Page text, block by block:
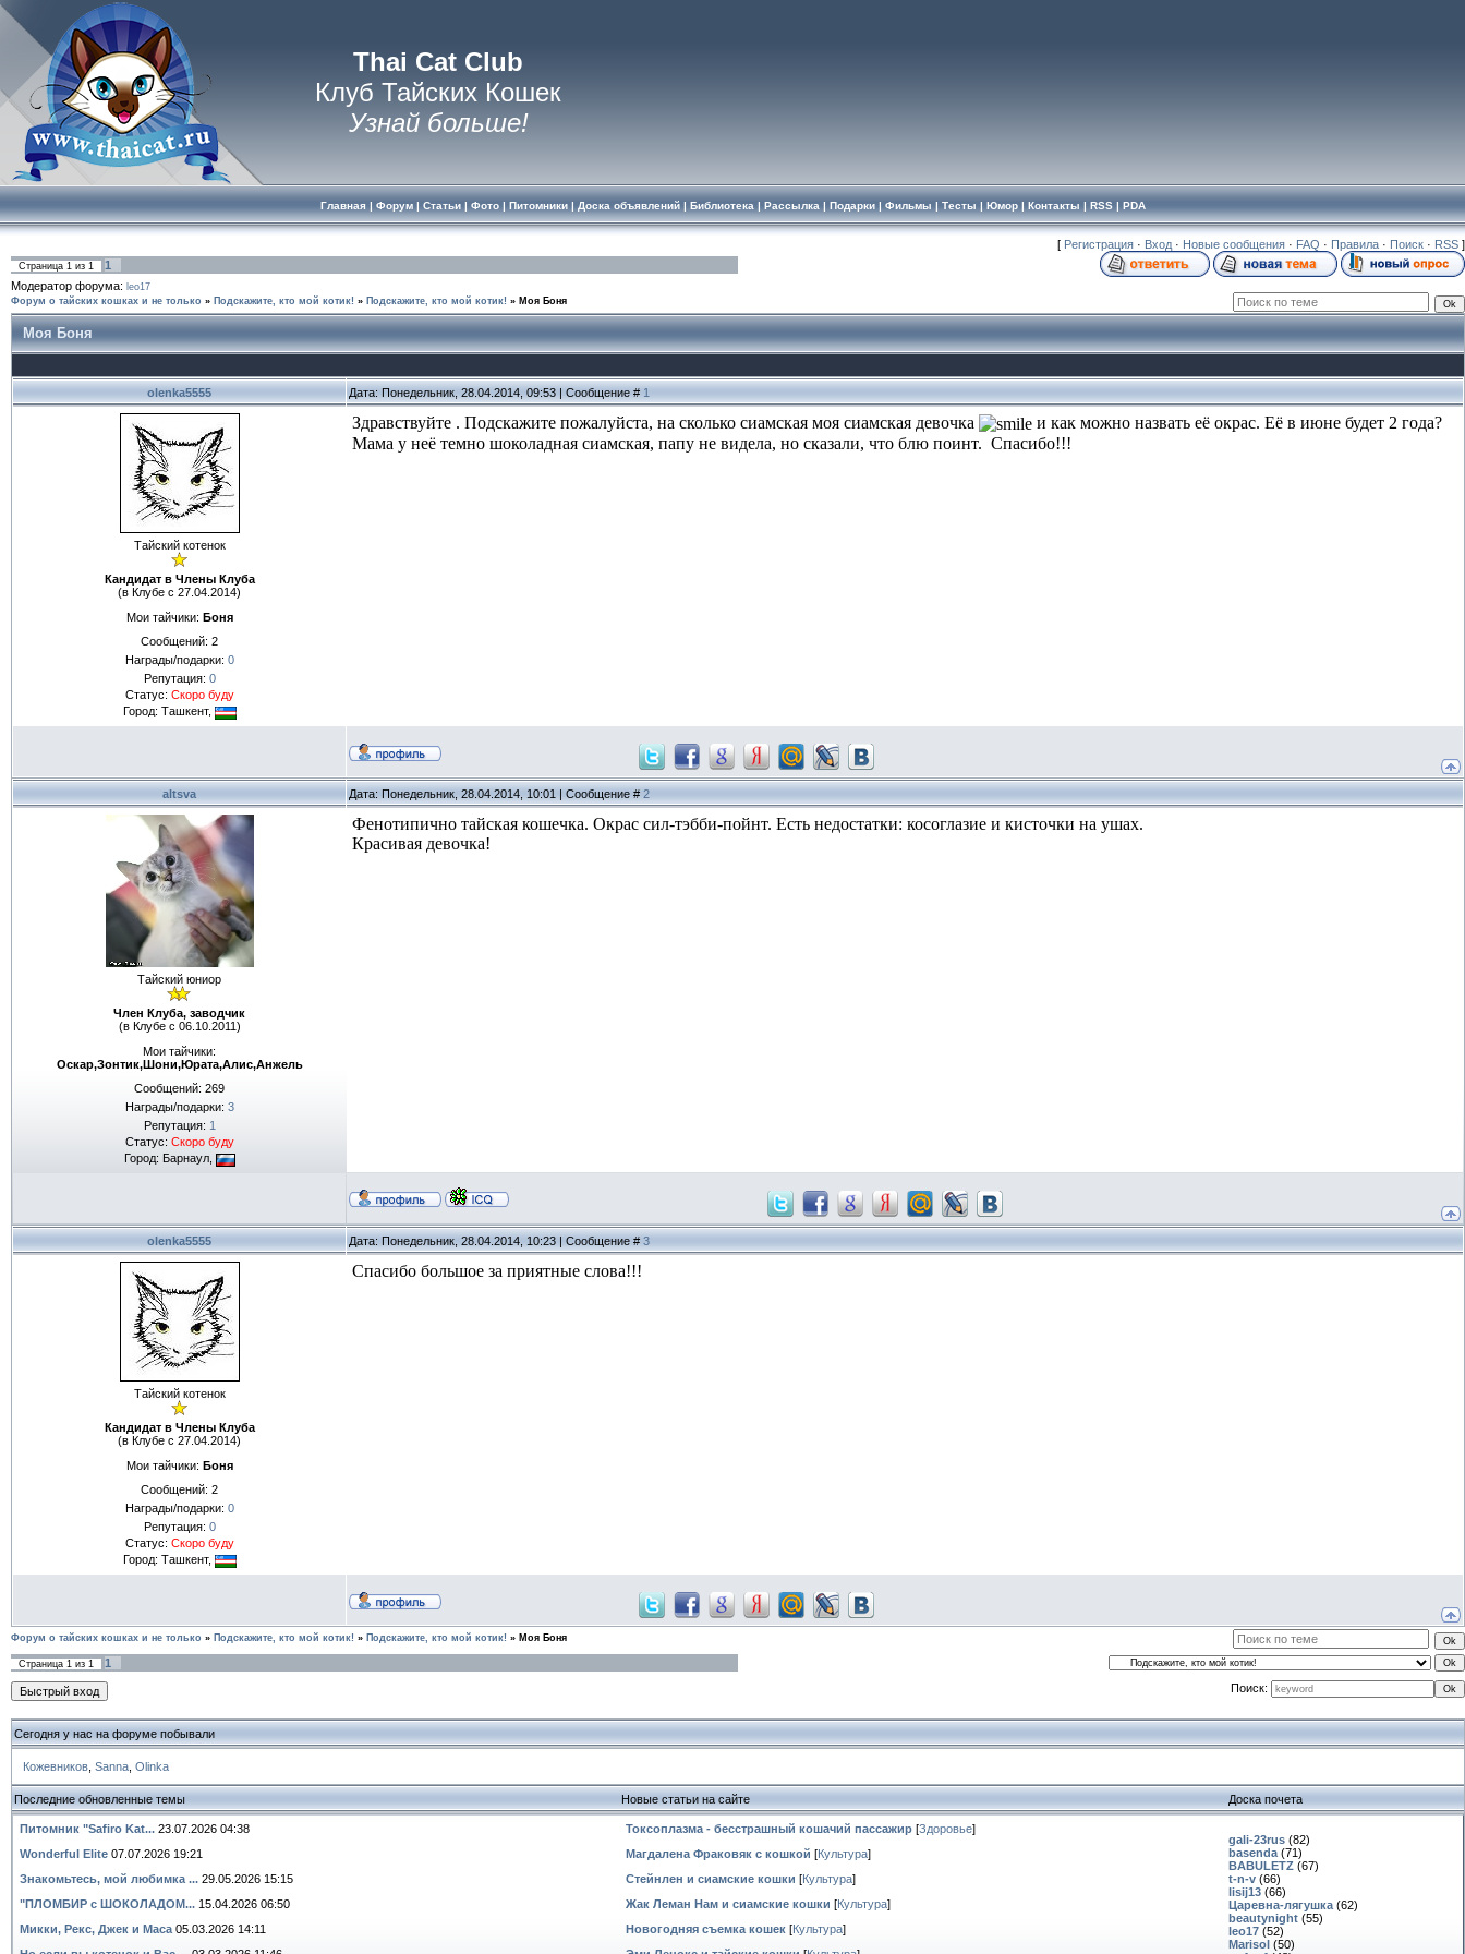
Thai Cat Club
Клуб Тайских Кошек
Узнай больше!
Главная| Форум| Статьи| Фото| Питомники| Доска объявлений| Библиотека | Рассылка | Подарки| Фильмы | Тесты | Юмор| Контакты | RSS| PDA
[ Регистрация · Вход · Новые сообщения · FAQ · Правила · Поиск · RSS ]
Страница 1 из 1
1
Модератор форума: leo17
Форум о тайских кошках и не только » Подскажите, кто мой котик! » Подскажите, кто мой котик! » Моя Боня
Моя Боня
olenka5555 Дата: Понедельник, 28.04.2014, 09:53 | Сообщение # 1
Тайский котенок
Кандидат в Члены Клуба
(в Клубе с 27.04.2014)
Мои тайчики: Боня
Сообщений: 2
Награды/подарки: 0
Репутация: 0
Статус: Скоро буду
Город: Ташкент,
Здравствуйте . Подскажите пожалуйста, на сколько сиамская моя сиамская девочка
и как можно назвать её окрас. Её в июне будет 2 года?
Мама у неё темно шоколадная сиамская, папу не видела, но сказали, что блю поинт. Спасибо!!!
altsva Дата: Понедельник, 28.04.2014, 10:01 | Сообщение # 2
Тайский юниор
Член Клуба, заводчик
(в Клубе с 06.10.2011)
Мои тайчики:
Оскар,Зонтик,Шони,Юрата,Алис,Анжель
Сообщений: 269
Награды/подарки: 3
Репутация: 1
Статус: Скоро буду
Город: Барнаул,
Фенотипично тайская кошечка. Окрас сил-тэбби-пойнт. Есть недостатки: косоглазие и кисточки на ушах.
Красивая девочка!
olenka5555 Дата: Понедельник, 28.04.2014, 10:23 | Сообщение # 3
Тайский котенок
Кандидат в Члены Клуба
(в Клубе с 27.04.2014)
Мои тайчики: Боня
Сообщений: 2
Награды/подарки: 0
Репутация: 0
Статус: Скоро буду
Город: Ташкент,
Спасибо большое за приятные слова!!!
Форум о тайских кошках и не только » Подскажите, кто мой котик! » Подскажите, кто мой котик! » Моя Боня
Страница 1 из 1
1
Поиск:
Сегодня у нас на форуме побывали
Кожевников Sanna Olinka
Последние обновленные темы Новые статьи на сайте Доска почета
Питомник "Safiro Kat... 23.07.2026 04:38
Wonderful Elite 07.07.2026 19:21
Знакомьтесь, мой любимка ... 29.05.2026 15:15
"ПЛОМБИР с ШОКОЛАДОМ... 15.04.2026 06:50
Микки, Рекс, Джек и Маса 05.03.2026 14:11
Токсоплазма - бесстрашный кошачий пассажир [Здоровье]
Магдалена Фраковяк с кошкой [Культура]
Стейнлен и сиамские кошки [Культура]
Жак Леман Нам и сиамские кошки [Культура]
Новогодняя съемка кошек [Культура]
gali-23rus (82)
basenda (71)
BABULETZ (67)
t-n-v (66)
lisij13 (66)
Царевна-лягушка (62)
beautynight (55)
leo17 (52)
Marisol (50)